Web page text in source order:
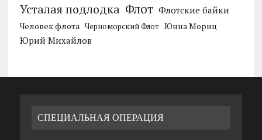
Усталая подлодка Флот Флотские байки
Человек флота Черноморский Флот Юнна Мориц
Юрий Михайлов
СПЕЦИАЛЬНАЯ ОПЕРАЦИЯ